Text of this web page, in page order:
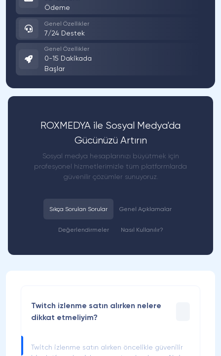
Ödeme
Genel Özellikler
7/24 Destek
Genel Özellikler
0-15 Dakikada
Başlar
ROXMEDYA ile Sosyal Medya'da
Gücünüzü Artırın
Sosyal medya hesaplarınızı büyütmek için
profesyonel hizmetlerimizle tüm platformlarda
güvenilir çözümler sunuyoruz.
Sıkça Sorulan Sorular Genel Açıklamalar
Değerlendirmeler Nasıl Kullanılır?
Twitch izlenme satın alırken nelere
dikkat etmeliyim?
Twitch izlenme satın alırken öncelikle güvenilir